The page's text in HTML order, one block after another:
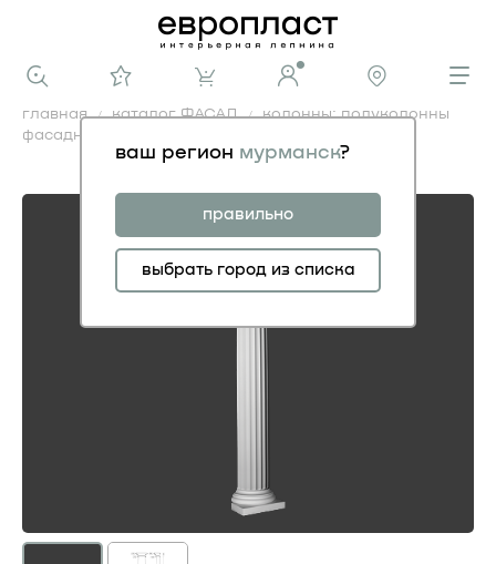
ваш регион мурманск?
правильно
выбрать город из списка
главная каталог ФАСАД
колонны: полуколонны
фасадные
полуколонна